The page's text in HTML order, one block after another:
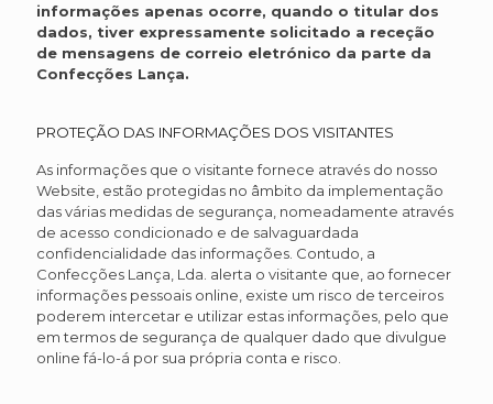
informações apenas ocorre, quando o titular dos
dados, tiver expressamente solicitado a receção
de mensagens de correio eletrónico da parte da
Confecções Lança.
PROTEÇÃO DAS INFORMAÇÕES DOS VISITANTES
As informações que o visitante fornece através do nosso
Website, estão protegidas no âmbito da implementação
das várias medidas de segurança, nomeadamente através
de acesso condicionado e de salvaguardada
confidencialidade das informações. Contudo, a
Confecções Lança, Lda. alerta o visitante que, ao fornecer
informações pessoais online, existe um risco de terceiros
poderem intercetar e utilizar estas informações, pelo que
em termos de segurança de qualquer dado que divulgue
online fá-lo-á por sua própria conta e risco.